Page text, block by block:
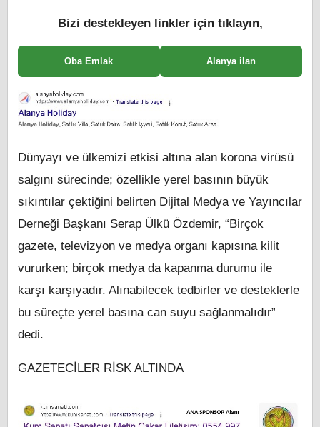
Bizi destekleyen linkler için tıklayın,
Oba Emlak Alanya ilan
Dünyayı ve ülkemizi etkisi altına alan korona virüsü
salgını sürecinde; özellikle yerel basının büyük
sıkıntılar çektiğini belirten Dijital Medya ve Yayıncılar
Derneği Başkanı Serap Ülkü Özdemir, “Birçok
gazete, televizyon ve medya organı kapısına kilit
vururken; birçok medya da kapanma durumu ile
karşı karşıyadır. Alınabilecek tedbirler ve desteklerle
bu süreçte yerel basına can suyu sağlanmalıdır”
dedi.
GAZETECİLER RİSK ALTINDA